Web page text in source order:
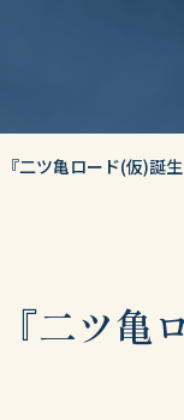
『二ツ亀ロード(仮)誕生
『二ツ亀